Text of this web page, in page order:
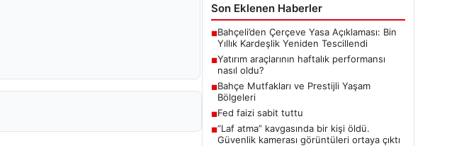
Son Eklenen Haberler
■Bahçeli’den Çerçeve Yasa Açıklaması: Bin
Yıllık Kardeşlik Yeniden Tescillendi
■Yatırım araçlarının haftalık performansı
nasıl oldu?
■Bahçe Mutfakları ve Prestijli Yaşam
Bölgeleri
■Fed faizi sabit tuttu
■“Laf atma” kavgasında bir kişi öldü.
Güvenlik kamerası görüntüleri ortaya çıktı